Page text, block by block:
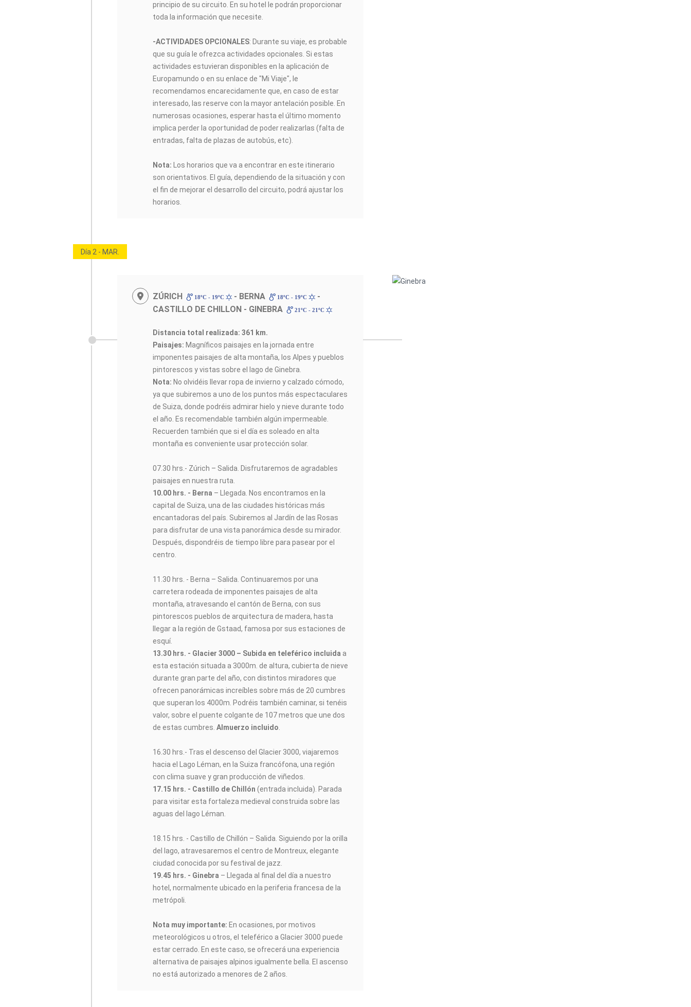
principio de su circuito. En su hotel le podrán proporcionar
toda la información que necesite.
-ACTIVIDADES OPCIONALES: Durante su viaje, es probable
que su guía le ofrezca actividades opcionales. Si estas
actividades estuvieran disponibles en la aplicación de
Europamundo o en su enlace de "Mi Viaje", le
recomendamos encarecidamente que, en caso de estar
interesado, las reserve con la mayor antelación posible. En
numerosas ocasiones, esperar hasta el último momento
implica perder la oportunidad de poder realizarlas (falta de
entradas, falta de plazas de autobús, etc).
Nota: Los horarios que va a encontrar en este itinerario
son orientativos. El guía, dependiendo de la situación y con
el fin de mejorar el desarrollo del circuito, podrá ajustar los
horarios.
Día 2 - MAR.
ZÚRICH 18ºC - 19ºC - BERNA 18ºC - 19ºC
-
CASTILLO DE CHILLON - GINEBRA
21ºC - 21ºC
Distancia total realizada: 361 km.
Paisajes: Magníficos paisajes en la jornada entre
imponentes paisajes de alta montaña, los Alpes y pueblos
pintorescos y vistas sobre el lago de Ginebra.
Nota: No olvidéis llevar ropa de invierno y calzado cómodo,
ya que subiremos a uno de los puntos más espectaculares
de Suiza, donde podréis admirar hielo y nieve durante todo
el año. Es recomendable también algún impermeable.
Recuerden también que si el día es soleado en alta
montaña es conveniente usar protección solar.
07.30 hrs.- Zúrich – Salida. Disfrutaremos de agradables
paisajes en nuestra ruta.
10.00 hrs. - Berna – Llegada. Nos encontramos en la
capital de Suiza, una de las ciudades históricas más
encantadoras del país. Subiremos al Jardín de las Rosas
para disfrutar de una vista panorámica desde su mirador.
Después, dispondréis de tiempo libre para pasear por el
centro.
11.30 hrs. - Berna – Salida. Continuaremos por una
carretera rodeada de imponentes paisajes de alta
montaña, atravesando el cantón de Berna, con sus
pintorescos pueblos de arquitectura de madera, hasta
llegar a la región de Gstaad, famosa por sus estaciones de
esquí.
13.30 hrs. - Glacier 3000 – Subida en teleférico incluida a
esta estación situada a 3000m. de altura, cubierta de nieve
durante gran parte del año, con distintos miradores que
ofrecen panorámicas increíbles sobre más de 20 cumbres
que superan los 4000m. Podréis también caminar, si tenéis
valor, sobre el puente colgante de 107 metros que une dos
de estas cumbres.Almuerzo incluido.
16.30 hrs.- Tras el descenso del Glacier 3000, viajaremos
hacia el Lago Léman, en la Suiza francófona, una región
con clima suave y gran producción de viñedos.
17.15 hrs. - Castillo de Chillón (entrada incluida). Parada
para visitar esta fortaleza medieval construida sobre las
aguas del lago Léman.
18.15 hrs. - Castillo de Chillón – Salida. Siguiendo por la orilla
del lago, atravesaremos el centro de Montreux, elegante
ciudad conocida por su festival de jazz.
19.45 hrs. - Ginebra – Llegada al final del día a nuestro
hotel, normalmente ubicado en la periferia francesa de la
metrópoli.
Nota muy importante: En ocasiones, por motivos
meteorológicos u otros, el teleférico a Glacier 3000 puede
estar cerrado. En este caso, se ofrecerá una experiencia
alternativa de paisajes alpinos igualmente bella. El ascenso
no está autorizado a menores de 2 años.